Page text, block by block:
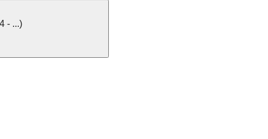
- ...)